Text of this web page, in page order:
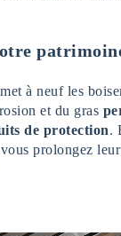
à neuf les
et du gras
de protection.
prolongez